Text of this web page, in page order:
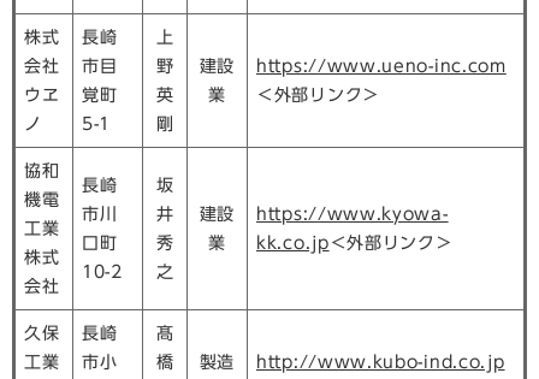
株式
会社
ウヱ
ノ
長崎
市目
覚町
5-1
上
野
英
剛
建設
業
https://www.ueno-inc.com
＜外部リンク＞
協和
機電
工業
株式
会社
長崎
市川
口町
10-2
坂
井
秀
之
建設
業
https://www.kyowa-
kk.co.jp ＜外部リンク＞
久保
工業
長崎
市小
髙
橋
製造
http://www.kubo-ind.co.jp